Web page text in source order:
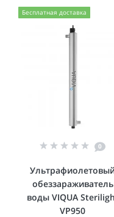
Бесплатная доставка
0
обеззараживатель
воды VIQUA
VP950